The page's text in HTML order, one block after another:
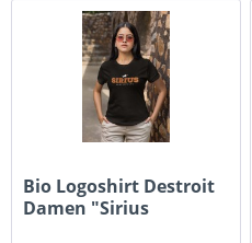
Bio Logoshirt Destroit
Damen "Sirius